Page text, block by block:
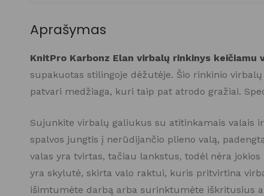
Aprašymas
KnitPro Karbonz Elan virbalų rinkinys keičiamu
supakuotas stilingoje dėžutėje. Šio rinkinio
patvari medžiaga, kuri taip pat atrodo gražiai.
Sujunkite virbalų galiukus su atitinkamais valais
spalvos jungtis į nerūdijančio plieno valą,
valas yra tvirtas, tačiau lankstus, todėl nėra
yra skylutė, skirta valo raktui, kuris pritvirtina
išimtumėte darbą arba surinktumėte iškritusius